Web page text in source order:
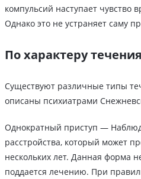
компульсий наступает чувство
Однако это не устраняет саму
По характеру течения
Существуют различные типы
описаны психиатрами
Однократный приступ —
расстройства, который может
нескольких лет. Данная форма
поддается лечению. При